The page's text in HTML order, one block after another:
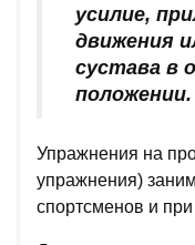
усилие,
движения
сустава в
положении.
Упражнения на
упражнения)
спортсменов и